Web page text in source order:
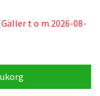
t o m 2026-08-